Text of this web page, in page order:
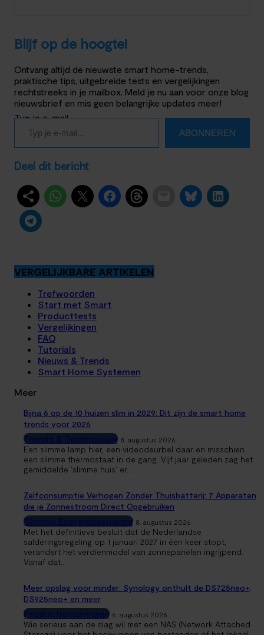
Blijf op de hoogte!
Ontvang altijd de nieuwste smart home-trends,
praktische tips, uitgebreide tests en vergelijkingen
rechtstreeks in je mailbox. Meld je nu aan voor onze blog
nieuwsbrief en mis geen belangrijke updates meer!
Typ je e-mail…
ABONNEREN
Deel dit bericht
VERGELIJKBARE ARTIKELEN
Trefwoorden
Start met Smart
Producttests
Vergelijkingen
FAQ
Tutorials
Nieuws & Trends
Smart Home Systemen
Meer
Bijna 6 op de 10 huizen slim in 2029: Dit zijn de smart home
trends voor 2026
Trends & Technologie 8. augustus 2026
Een slimme lamp hier, een videodeurbel daar en misschien
een slimme thermostaat in de gang. Vijf jaar geleden zag het
gemiddelde 'slimme huis' er...
Zelfconsumptie Verhogen Zonder Thuisbatterij: 7 Apparaten
die je Zonnestroom Direct Opgebruiken
Slimme Energiebesparing 8. augustus 2026
Met het definitieve besluit dat de Nederlandse
salderingsregeling op 1 januari 2027 in één keer stopt,
verandert het verdienmodel van zonnepanelen ingrijpend.
Vanaf dat...
Meer opslag voor minder: Synology onthult de DS725neo+,
DS925neo+ en meer
Productlanceringen 6. augustus 2026
Wie serieus aan de slag wil met een NAS (Network Attached